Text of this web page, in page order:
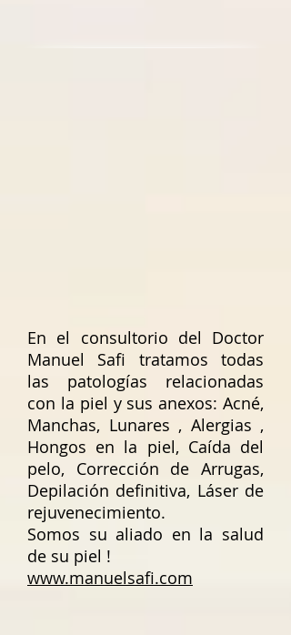
En el consultorio del Doctor
Manuel Safi tratamos todas
las patologías relacionadas
con la piel y sus anexos: Acné,
Manchas, Lunares , Alergias ,
Hongos en la piel, Caída del
pelo, Corrección de Arrugas,
Depilación definitiva, Láser de
rejuvenecimiento.
Somos su aliado en la salud
de su piel !
www.manuelsafi.com